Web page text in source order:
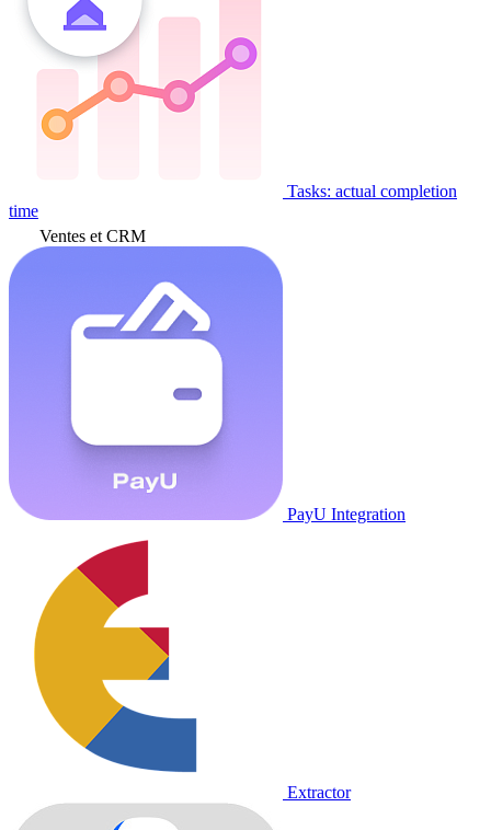
Tasks: actual completion
time
Ventes et CRM
PayU Integration
Extractor